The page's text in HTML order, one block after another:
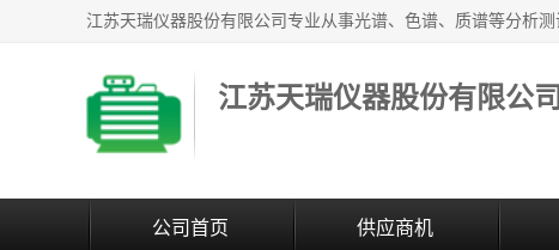
江苏天瑞仪器股份有限公司
公司首页 供应商机